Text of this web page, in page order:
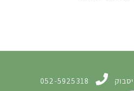
052-5925318